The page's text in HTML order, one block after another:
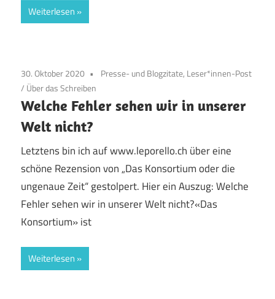
Weiterlesen
30. Oktober 2020
Presse- und Blogzitate, Leser*innen-Post
/ Über das Schreiben
Welche Fehler sehen wir in unserer
Welt nicht?
Letztens bin ich auf www.leporello.ch über eine
schöne Rezension von „Das Konsortium oder die
ungenaue Zeit“ gestolpert. Hier ein Auszug: Welche
Fehler sehen wir in unserer Welt nicht?«Das
Konsortium» ist
Weiterlesen